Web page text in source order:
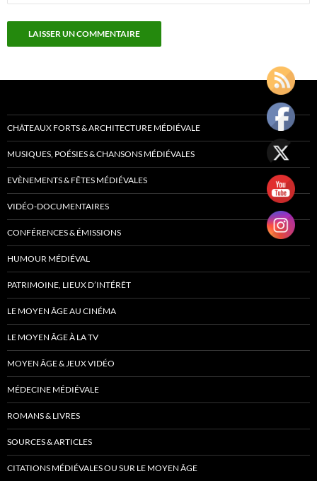
CHÂTEAUX FORTS & ARCHITECTURE MÉDIÉVALE
MUSIQUES, POÉSIES & CHANSONS MÉDIÉVALES
EVÈNEMENTS & FÊTES MÉDIÉVALES
VIDÉO-DOCUMENTAIRES
CONFÉRENCES & ÉMISSIONS
HUMOUR MÉDIÉVAL
PATRIMOINE, LIEUX D’INTÉRÊT
LE MOYEN ÂGE AU CINÉMA
LE MOYEN ÂGE À LA TV
MOYEN ÂGE & JEUX VIDÉO
MÉDECINE MÉDIÉVALE
ROMANS & LIVRES
SOURCES & ARTICLES
CITATIONS MÉDIÉVALES OU SUR LE MOYEN ÂGE